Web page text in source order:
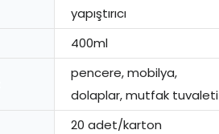
yapıştırıcı
400ml
pencere, mobilya,
dolaplar, mutfak tuvaleti
20 adet/karton